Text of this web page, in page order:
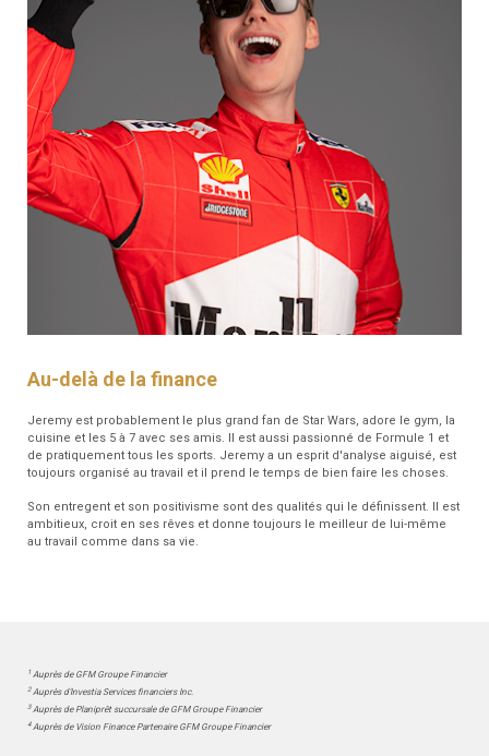
Au-delà de la finance
Jeremy est probablement le plus grand fan de Star Wars, adore le gym, la
cuisine et les 5 à 7 avec ses amis. Il est aussi passionné de Formule 1 et
de pratiquement tous les sports. Jeremy a un esprit d'analyse aiguisé, est
toujours organisé au travail et il prend le temps de bien faire les choses.
Son entregent et son positivisme sont des qualités qui le définissent. Il est
ambitieux, croit en ses rêves et donne toujours le meilleur de lui-même
au travail comme dans sa vie.
1 Auprès de GFM Groupe Financier
2Auprès d'Investia Services financiers Inc.
3Auprès de Planiprêt succursale de GFM Groupe Financier
4Auprès de Vision Finance Partenaire GFM Groupe Financier